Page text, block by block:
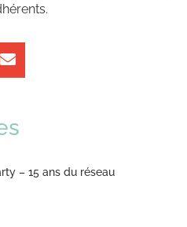
– 15 ans du réseau